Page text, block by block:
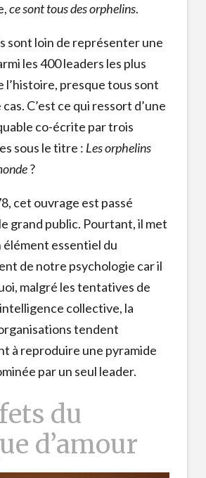
ce sont tous des orphelins.
sont loin de représenter une
les 400 leaders les plus
l’histoire, presque tous sont
C’est ce qui ressort d’une
co-écrite par trois
sous le titre : Les orphelins
?
cet ouvrage est passé
grand public. Pourtant, il met
élément essentiel du
de notre psychologie car il
malgré les tentatives de
collective, la
tendent
à reproduire une pyramide
par un seul leader.
du
d’amour